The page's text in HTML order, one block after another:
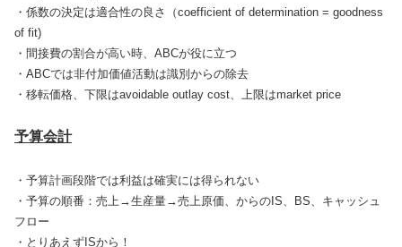
・係数の決定は適合性の良さ（coefficient of determination = goodness
of fit)
・間接費の割合が高い時、ABCが役に立つ
・ABCでは非付加価値活動は識別からの除去
・移転価格、下限はavoidable outlay cost、上限はmarket price
予算会計
・予算計画段階では利益は確実には得られない
・予算の順番：売上→生産量→売上原価、からのIS、BS、キャッシュ
フロー
・とりあえずISから！